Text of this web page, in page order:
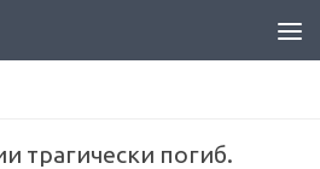
трагически погиб.